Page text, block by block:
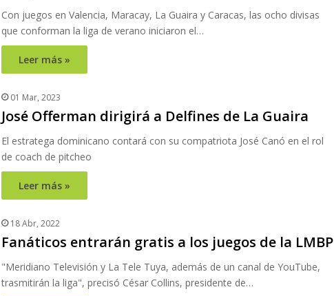
Con juegos en Valencia, Maracay, La Guaira y Caracas, las ocho divisas
que conforman la liga de verano iniciaron el…
Leer más »
01 Mar, 2023
José Offerman dirigirá a Delfines de La Guaira
El estratega dominicano contará con su compatriota José Canó en el rol
de coach de pitcheo
Leer más »
18 Abr, 2022
Fanáticos entrarán gratis a los juegos de la LMBP
"Meridiano Televisión y La Tele Tuya, además de un canal de YouTube,
trasmitirán la liga", precisó César Collins, presidente de…